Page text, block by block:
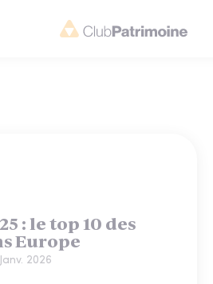
: le top 10 des
Europe
2026